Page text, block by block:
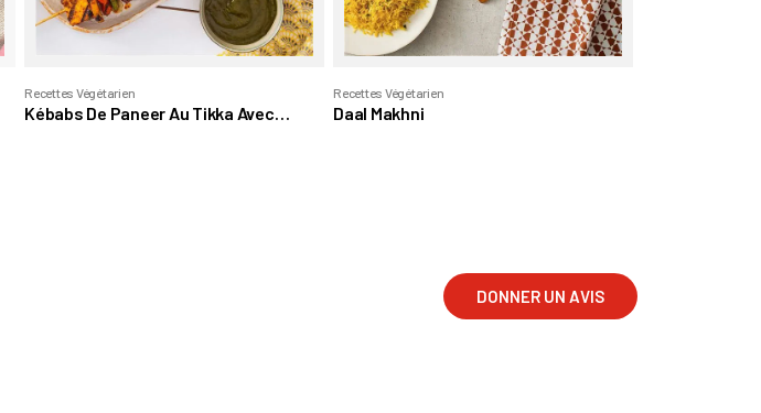
Recettes Végétarien
Kébabs De Paneer Au Tikka Avec
Recettes Végétarien
Daal Makhni
DONNER UN AVIS